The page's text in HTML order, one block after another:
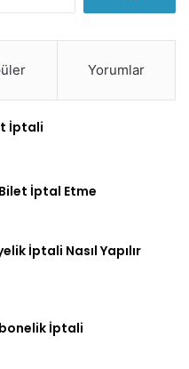
Yorumlar
İptali
İptal Etme
İptali Nasıl Yapılır
İptali